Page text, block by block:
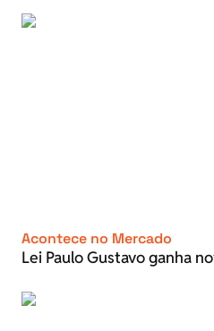
Acontece no Mercado
Lei Paulo Gustavo ganha